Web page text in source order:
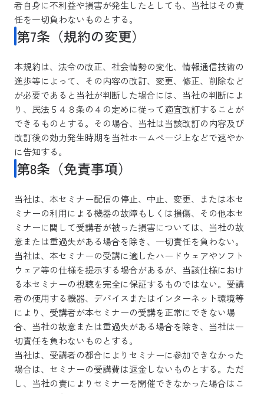
者自身に不利益や損害が発生したとしても、当社はその責
任を一切負わないものとする。
第7条（規約の変更）
本規約は、法令の改正、社会情勢の変化、情報通信技術の
進歩等によって、その内容の改訂、変更、修正、削除など
が必要であると当社が判断した場合には、当社の判断によ
り、民法５４８条の４の定めに従って適宜改訂することが
できるものとする。その場合、当社は当該改訂の内容及び
改訂後の効力発生時期を当社ホームページ上などで速やか
に告知する。
第8条（免責事項）
当社は、本セミナー配信の停止、中止、変更、または本セ
ミナーの利用による機器の故障もしくは損傷、その他本セ
ミナーに関して受講者が被った損害については、当社の故
意または重過失がある場合を除き、一切責任を負わない。
当社は、本セミナーの受講に適したハードウェアやソフト
ウェア等の仕様を提示する場合があるが、当該仕様におけ
る本セミナーの視聴を完全に保証するものではない。受講
者の使用する機器、デバイスまたはインターネット環境等
により、受講者が本セミナーの受講を正常にできない場
合、当社の故意または重過失がある場合を除き、当社は一
切責任を負わないものとする。
当社は、受講者の都合によりセミナーに参加できなかった
場合は、セミナーの受講費は返金しないものとする。ただ
し、当社の責によりセミナーを開催できなかった場合はこ